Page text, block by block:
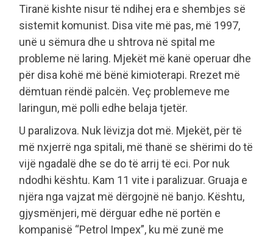
Tiranë kishte nisur të ndihej era e shembjes së
sistemit komunist. Disa vite më pas, më 1997,
unë u sëmura dhe u shtrova në spital me
probleme në laring. Mjekët më kanë operuar dhe
për disa kohë më bënë kimioterapi. Rrezet më
dëmtuan rëndë palcën. Veç problemeve me
laringun, më polli edhe belaja tjetër.
U paralizova. Nuk lëvizja dot më. Mjekët, për të
më nxjerrë nga spitali, më thanë se shërimi do të
vijë ngadalë dhe se do të arrij të eci. Por nuk
ndodhi kështu. Kam 11 vite i paralizuar. Gruaja e
njëra nga vajzat më dërgojnë në banjo. Kështu,
gjysmënjeri, më dërguar edhe në portën e
kompanisë “Petrol Impex”, ku më zunë me